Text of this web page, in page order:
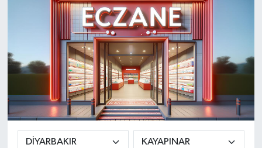
Tüm Manşetler
Son Dakika Haberleri
Haber Arşivi